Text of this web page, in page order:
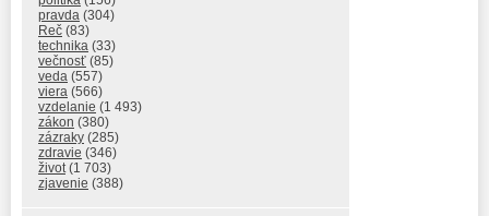
pravda (304)
Reč (83)
technika (33)
večnosť (85)
veda (557)
viera (566)
vzdelanie (1 493)
zákon (380)
zázraky (285)
zdravie (346)
život(1 703)
zjavenie (388)